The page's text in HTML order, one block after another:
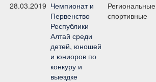
28.03.2019 Чемпионат и
Первенство
Республики
Алтай среди
детей, юношей
и юниоров по
конкуру и
выездке
Региональные
спортивные